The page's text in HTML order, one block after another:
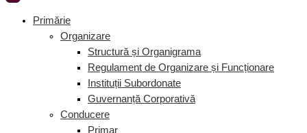
Primărie
Organizare
Structură și Organigrama
Regulament de Organizare și Funcționare
Instituții Subordonate
Guvernanță Corporativă
Conducere
Primar